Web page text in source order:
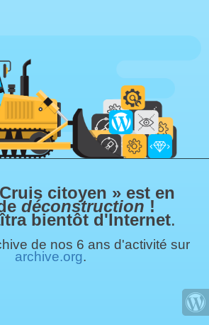
citoyen » est en
déconstruction !
bientôt d'Internet.
de nos 6 ans d'activité sur
archive.org.